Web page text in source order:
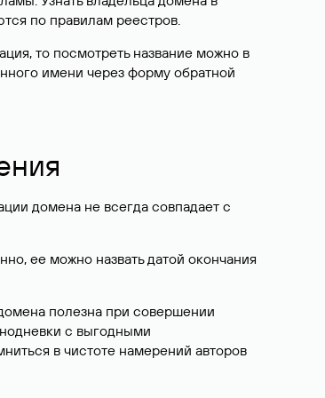
по правилам реестров.
то посмотреть название можно в
имени через форму обратной
домена не всегда совпадает с
ее можно назвать датой окончания
полезна при совершении
с выгодными
в чистоте намерений авторов